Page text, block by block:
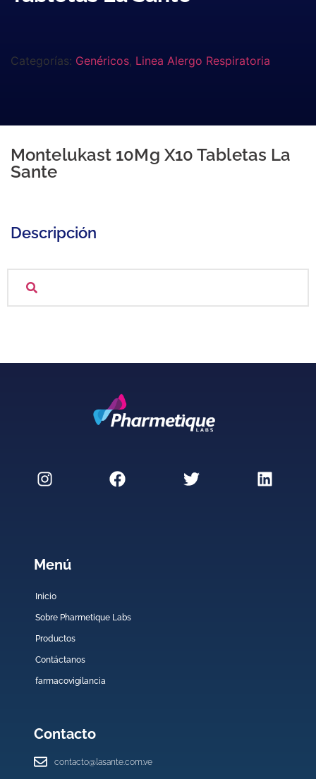
Categorías: Genéricos, Linea Alergo Respiratoria
Montelukast 10Mg X10 Tabletas La
Sante
Descripción
Menú
Inicio
Sobre Pharmetique Labs
Productos
Contáctanos
farmacovigilancia
Contacto
contacto@lasante.com.ve